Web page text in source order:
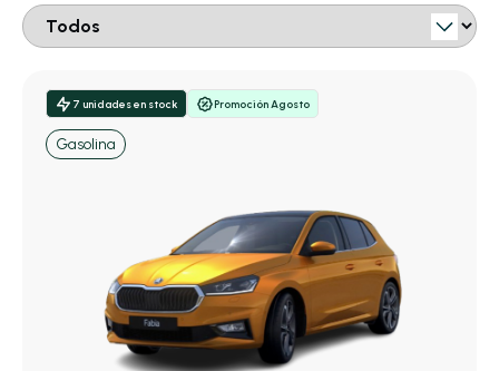
7 unidades en stock Promoción Agosto
Gasolina